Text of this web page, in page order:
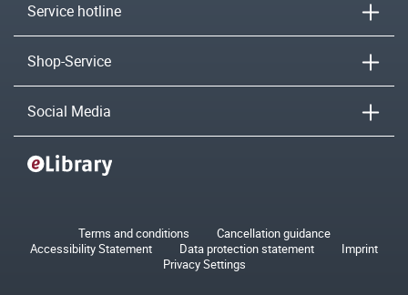
Service hotline
Shop-Service
Social Media
Terms and conditions
Cancellation guidance
Accessibility Statement
Data protection statement
Imprint
Privacy Settings